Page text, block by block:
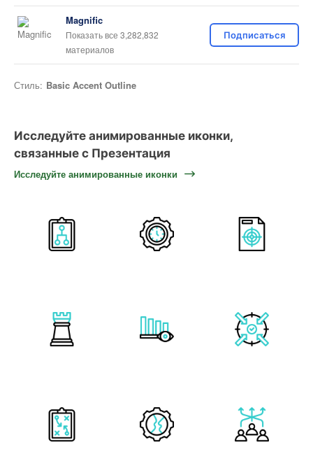
Magnific
Показать все 3,282,832
материалов
Подписаться
Стиль: Basic Accent Outline
Исследуйте анимированные иконки,
связанные с Презентация
Исследуйте анимированные иконки